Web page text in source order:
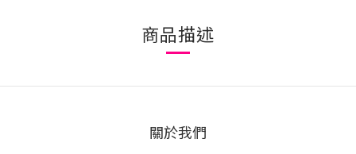
商品描述
關於我們